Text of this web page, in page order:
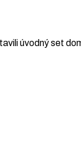
úvodný set